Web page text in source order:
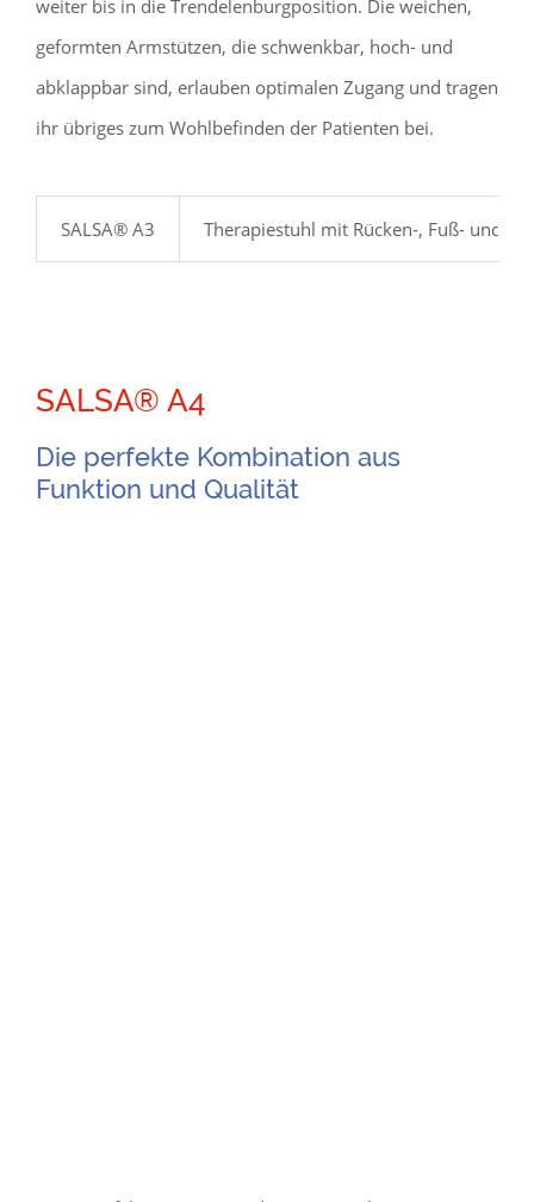
weiter bis in die Trendelenburgposition. Die weichen,
geformten Armstützen, die schwenkbar, hoch- und
abklappbar sind, erlauben optimalen Zugang und tragen
ihr übriges zum Wohlbefinden der Patienten bei.
SALSA® A3 Therapiestuhl mit Rücken-, Fuß- und
SALSA® A4
Die perfekte Kombination aus
Funktion und Qualität